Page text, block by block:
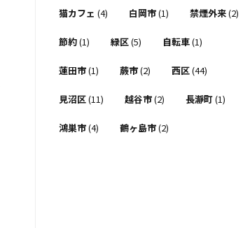
猫カフェ (4) 白岡市(1) 禁煙外来(2)
節約(1) 緑区(5) 自転車(1)
蓮田市(1) 蕨市(2) 西区(44)
見沼区(11) 越谷市(2) 長瀞町(1)
鴻巣市(4) 鶴ヶ島市(2)